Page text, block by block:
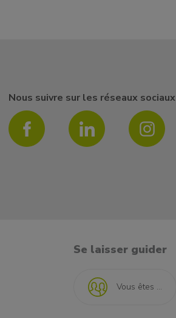
Nous suivre sur les réseaux sociaux
Se laisser guider
Vous êtes ...